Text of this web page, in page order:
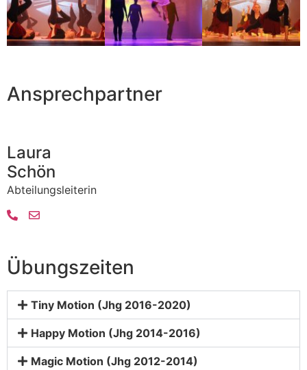
Ansprechpartner
Laura
Schön
Abteilungsleiterin
Übungszeiten
Tiny Motion (Jhg 2016-2020)
Happy Motion (Jhg 2014-2016)
Magic Motion (Jhg 2012-2014)